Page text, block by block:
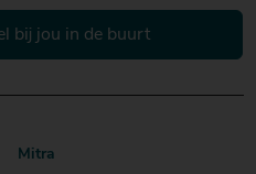
bij jou in de buurt
Mitra